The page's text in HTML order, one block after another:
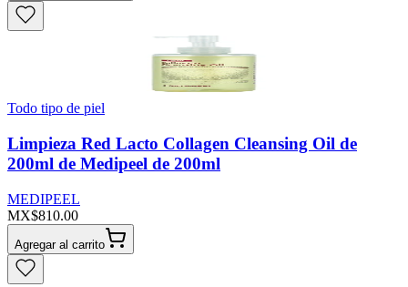
Todo tipo de piel
Limpieza Red Lacto Collagen Cleansing Oil de
200ml de Medipeel de 200ml
MEDIPEEL
MX$810.00
Agregar al carrito